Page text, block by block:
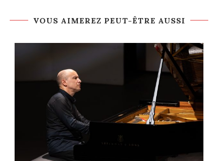
VOUS AIMEREZ PEUT-ÊTRE AUSSI